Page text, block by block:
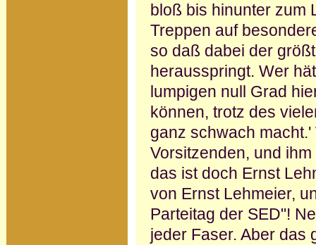
bloß bis hinunter zum
Treppen auf
so daß dabei der
herausspringt. Wer
lumpigen null Grad
können, trotz des
ganz schwach
Vorsitzenden, und
das ist doch Ernst
von Ernst Lehmeier,
Parteitag der SED"!
jeder Faser. Aber das